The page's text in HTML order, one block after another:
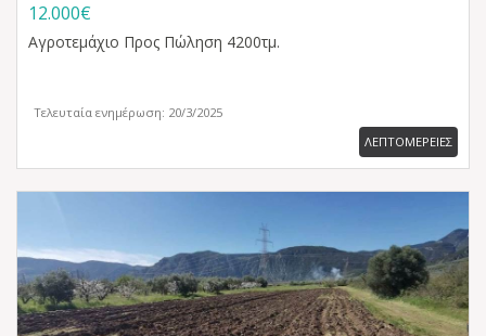
12.000€
Αγροτεμάχιο Προς Πώληση 4200τμ.
Τελευταία ενημέρωση: 20/3/2025
ΛΕΠΤΟΜΕΡΕΙΕΣ